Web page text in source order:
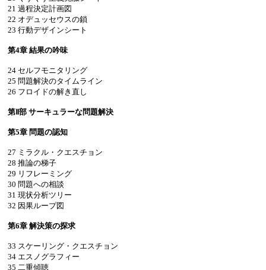
21 過程決定計画図
22 オデュッセウスの鎖
23 行動デザインシート
第4章 結果の吟味
24 セルフモニタリング
25 問題解決のタイムライン
26 フロイドの解き直し
第Ⅱ部 サーキュラーな問題解決
第5章 問題の認知
27 ミラクル・クエスチョン
28 推論の梯子
29 リフレーミング
30 問題への相談
31 現状分析ツリー
32 因果ループ図
第6章 解決策の探求
33 スケーリング・クエスチョン
34 エスノグラフィー
35 二重傾聴